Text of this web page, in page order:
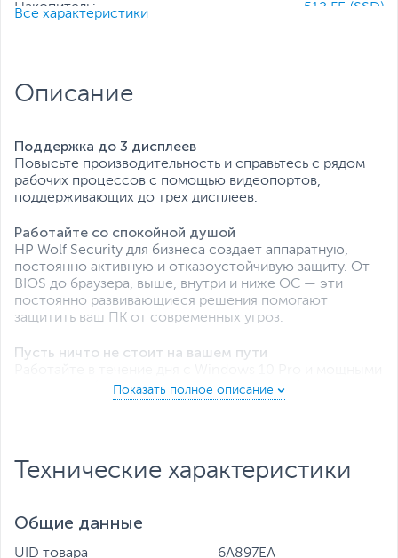
Накопитель:
512 ГБ (SSD)
Все характеристики
Все характеристики
Описание
Поддержка до 3 дисплеев
Повысьте производительность и справьтесь с рядом
рабочих процессов с помощью видеопортов,
поддерживающих до трех дисплеев.
Работайте со спокойной душой
HP Wolf Security для бизнеса создает аппаратную,
постоянно активную и отказоустойчивую защиту. От
BIOS до браузера, выше, внутри и ниже ОС — эти
постоянно развивающиеся решения помогают
защитить ваш ПК от современных угроз.
Пусть ничто не стоит на вашем пути
функциями безопасности, совместной работы и
подключения от HP.
портативность
Получите исключительное сочетание
который позволяет запускать, создавать и
Технические характеристики
Общие данные
UID товара 6A897EA